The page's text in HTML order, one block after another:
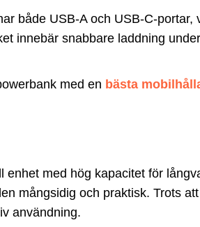
både USB-A och USB-C-portar,
innebär snabbare laddning
med en bästa
med hög kapacitet för
mångsidig och praktisk. Trots
användning.